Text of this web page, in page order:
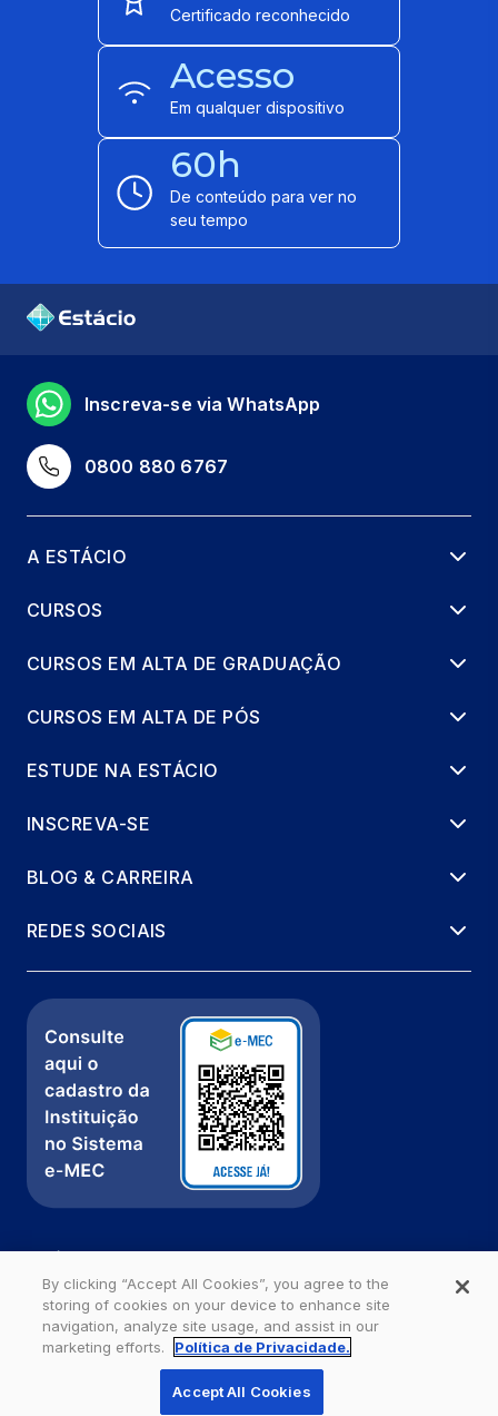
Certificado reconhecido
Acesso
Em qualquer dispositivo
60h
De conteúdo para ver no
seu tempo
0800 880 6767
Inscreva-se via WhatsApp
A ESTÁCIO
CURSOS
CURSOS EM ALTA DE GRADUAÇÃO
CURSOS EM ALTA DE PÓS
ESTUDE NA ESTÁCIO
INSCREVA-SE
BLOG & CARREIRA
REDES SOCIAIS
Política de Privacidade
Fale com a gente
Ouvidoria
Estácio - Todos os direitos reservados
By clicking “Accept All Cookies”, you agree to the
storing of cookies on your device to enhance site
navigation, analyze site usage, and assist in our
marketing efforts.
Política de Privacidade.
Accept All Cookies